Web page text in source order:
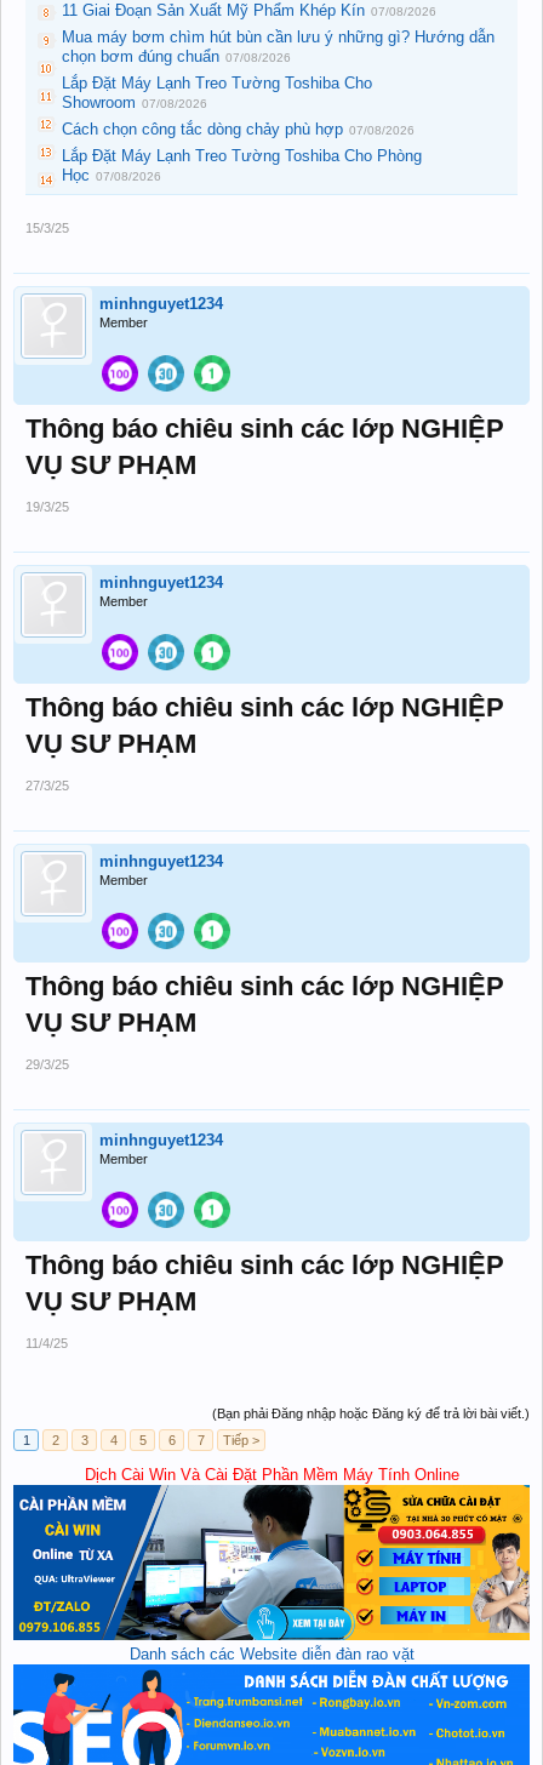
11 Giai Đoạn Sản Xuất Mỹ Phẩm Khép Kín 07/08/2026
Mua máy bơm chìm hút bùn cần lưu ý những gì? Hướng dẫn
chọn bơm đúng chuẩn 07/08/2026
Lắp Đặt Máy Lạnh Treo Tường Toshiba Cho
Showroom 07/08/2026
Cách chọn công tắc dòng chảy phù hợp 07/08/2026
Lắp Đặt Máy Lạnh Treo Tường Toshiba Cho Phòng
Học 07/08/2026
15/3/25
minhnguyet1234
Member
Thông báo chiêu sinh các lớp NGHIỆP
VỤ SƯ PHẠM
19/3/25
minhnguyet1234
Member
Thông báo chiêu sinh các lớp NGHIỆP
VỤ SƯ PHẠM
27/3/25
minhnguyet1234
Member
Thông báo chiêu sinh các lớp NGHIỆP
VỤ SƯ PHẠM
29/3/25
minhnguyet1234
Member
Thông báo chiêu sinh các lớp NGHIỆP
VỤ SƯ PHẠM
11/4/25
(Bạn phải Đăng nhập hoặc Đăng ký để trả lời bài viết.)
1
2 3 4 5 6 7 Tiếp >
Dịch Cài Win Và Cài Đặt Phần Mềm Máy Tính Online
Danh sách các Website diễn đàn rao vặt